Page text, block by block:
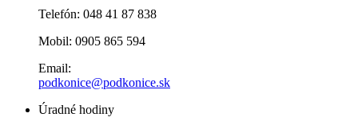
Telefón: 048 41 87 838
Mobil: 0905 865 594
Email:
podkonice@podkonice.sk
Úradné hodiny